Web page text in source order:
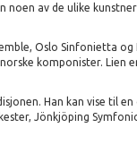
av de ulike
Oslo Sinfonietta og
komponister. Lien
Han kan vise til
Jönkjöping